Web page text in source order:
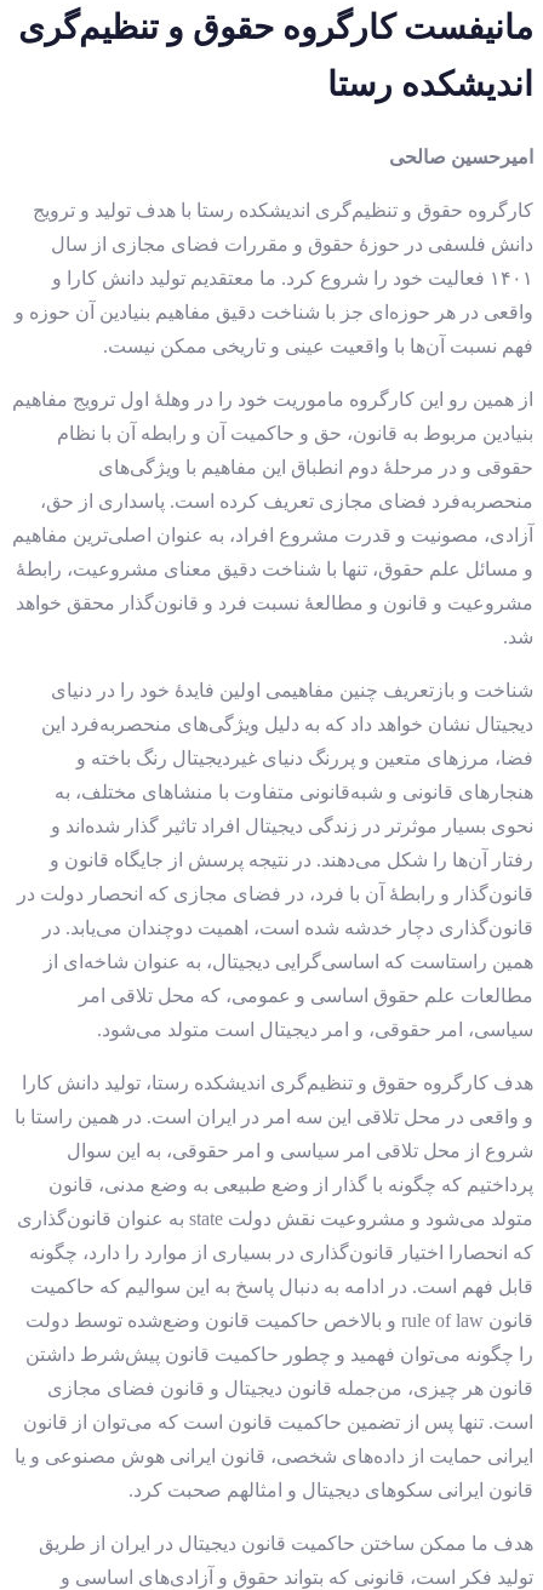
مانیفست کارگروه حقوق و تنظیم‌گری
اندیشکده رستا
امیرحسین صالحی
کارگروه حقوق و تنظیم‌گری اندیشکده رستا با هدف تولید و ترویج
دانش فلسفی در حوزهٔ حقوق و مقررات فضای مجازی از سال
۱۴۰۱ فعالیت خود را شروع کرد. ما معتقدیم تولید دانش کارا و
واقعی در هر حوزه‌ای جز با شناخت دقیق مفاهیم بنیادین آن حوزه و
فهم نسبت آن‌ها با واقعیت عینی و تاریخی ممکن نیست.
از همین رو این کارگروه ماموریت خود را در وهلهٔ‌ اول ترویج مفاهیم
بنیادین مربوط به قانون، حق و حاکمیت آن و رابطه آن با نظام
حقوقی و در مرحلهٔ دوم انطباق این مفاهیم با ویژگی‌های
منحصر‌به‌فرد فضای مجازی تعریف کرده است. پاسداری از حق،
آزادی، مصونیت و قدرت مشروع افراد، به عنوان اصلی‌ترین مفاهیم
و مسائل علم حقوق، تنها با شناخت دقیق معنای مشروعیت، رابطهٔ
مشروعیت و قانون و مطالعهٔ نسبت فرد و قانون‌گذار محقق خواهد
شد.
شناخت و بازتعریف چنین مفاهیمی اولین فایدهٔ خود را در دنیای
دیجیتال نشان خواهد داد که به دلیل ویژگی‌های منحصربه‌فرد این
فضا، مرزهای متعین و پررنگ دنیای غیردیجیتال رنگ باخته و
هنجارهای قانونی و شبه‌قانونی متفاوت با منشا‌های مختلف، به
نحوی بسیار موثرتر در زندگی دیجیتال افراد تاثیر گذار شده‌اند و
رفتار آن‌ها را شکل می‌دهند. در نتیجه پرسش از جایگاه قانون و
قانون‌گذار و رابطهٔ آن با فرد، در فضای مجازی که انحصار دولت در
قانون‌گذاری دچار خدشه شده است، اهمیت دوچندان می‌یابد. در
همین راستاست که اساسی‌گرایی دیجیتال، به عنوان شاخه‌ای از
مطالعات علم حقوق اساسی و عمومی، که محل تلاقی امر
سیاسی، امر حقوقی، و امر دیجیتال است متولد می‌شود.
هدف کارگروه حقوق و تنظیم‌گری اندیشکده رستا، تولید دانش کارا
و واقعی در محل تلاقی این سه امر در ایران است. در همین راستا با
شروع از محل تلاقی امر سیاسی و امر حقوقی، به این سوال
پرداختیم که چگونه با گذار از وضع طبیعی به وضع مدنی، قانون
متولد می‌شود و مشروعیت نقش دولت state به عنوان قانون‌گذاری
که انحصارا اختیار قانون‌گذاری در بسیاری از موارد را دارد، چگونه
قابل فهم است. در ادامه به دنبال پاسخ به این سوالیم که حاکمیت
قانون rule of law و بالاخص حاکمیت قانون وضع‌شده توسط دولت
را چگونه می‌توان فهمید و چطور حاکمیت قانون پیش‌شرط داشتن
قانون هر چیزی، من‌جمله قانون دیجیتال و قانون فضای مجازی
است. تنها پس از تضمین حاکمیت قانون است که می‌توان از قانون
ایرانی حمایت از داده‌های شخصی، قانون ایرانی هوش مصنوعی و یا
قانون ایرانی سکوهای دیجیتال و امثالهم صحبت کرد.
هدف ما ممکن ساختن حاکمیت قانون دیجیتال در ایران از طریق
تولید فکر است، قانونی که بتواند حقوق و آزادی‌های اساسی و